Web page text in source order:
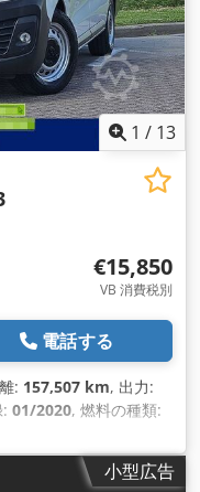
1 / 13
€15,850
VB 消費税別
電話する
: 157,507 km, 出力:
01/2020, 燃料の種類:
ゼル, 色:白色, 運転席:
, 排出クラス: ユーロ6 ,
小型広告